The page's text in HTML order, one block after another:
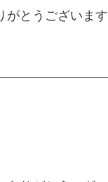
ント情報」＞
ます。
申し上げます。
とうございます
場合がございま